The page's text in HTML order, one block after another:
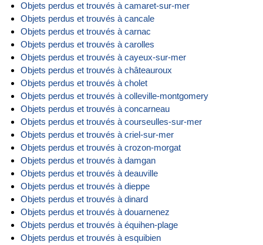
Objets perdus et trouvés à camaret-sur-mer
Objets perdus et trouvés à cancale
Objets perdus et trouvés à carnac
Objets perdus et trouvés à carolles
Objets perdus et trouvés à cayeux-sur-mer
Objets perdus et trouvés à châteauroux
Objets perdus et trouvés à cholet
Objets perdus et trouvés à colleville-montgomery
Objets perdus et trouvés à concarneau
Objets perdus et trouvés à courseulles-sur-mer
Objets perdus et trouvés à criel-sur-mer
Objets perdus et trouvés à crozon-morgat
Objets perdus et trouvés à damgan
Objets perdus et trouvés à deauville
Objets perdus et trouvés à dieppe
Objets perdus et trouvés à dinard
Objets perdus et trouvés à douarnenez
Objets perdus et trouvés à équihen-plage
Objets perdus et trouvés à esquibien